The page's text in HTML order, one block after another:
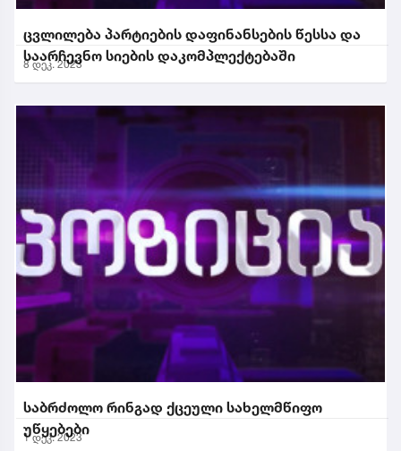
ცვლილება პარტიების დაფინანსების წესსა და
საარჩევნო სიების დაკომპლექტებაში
8 დეკ. 2023
საბრძოლო რინგად ქცეული სახელმწიფო
უწყებები
1 დეკ. 2023